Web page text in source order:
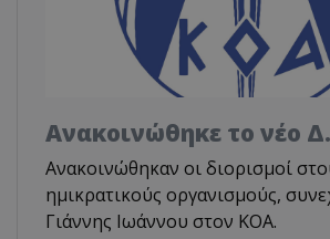
Aνακοινώθηκε το νέο
Ανακοινώθηκαν οι διορισμοί
ημικρατικούς οργανισμούς,
Γιάννης Ιωάννου στον ΚΟΑ.